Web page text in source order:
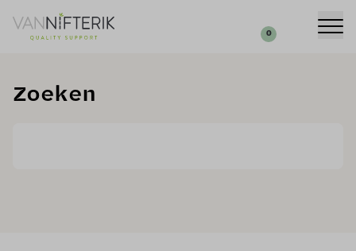
Uw aanvraag
0 Zoeken
Zoeken